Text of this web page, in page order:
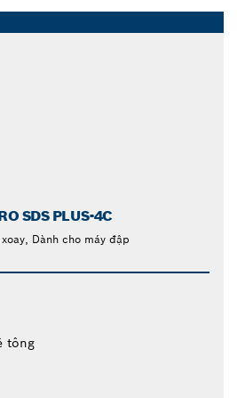
SDS PLUS-4C
Dành cho máy đập
tông